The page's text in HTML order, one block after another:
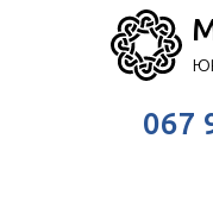
067